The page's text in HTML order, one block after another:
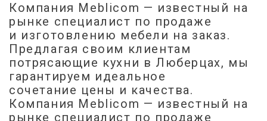
Компания Meblicom — известный на
рынке специалист по продаже
и изготовлению мебели на заказ.
Предлагая своим клиентам
потрясающие кухни в Люберцах, мы
гарантируем идеальное
сочетание цены и качества.
Компания Meblicom — известный на
рынке специалист по продаже